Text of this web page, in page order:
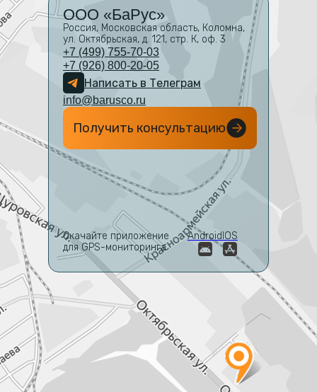
OOO «БаРус»
Россия, Московская область, Коломна,
ул. Октябрьская, д. 121, стр. К, оф. 3
+7 (499) 755-70-03
+7 (926) 800-20-05
Написать в Телеграм
info@barusco.ru
Получить консультацию
Скачайте приложение
для GPS-мониторинга
Android IOS